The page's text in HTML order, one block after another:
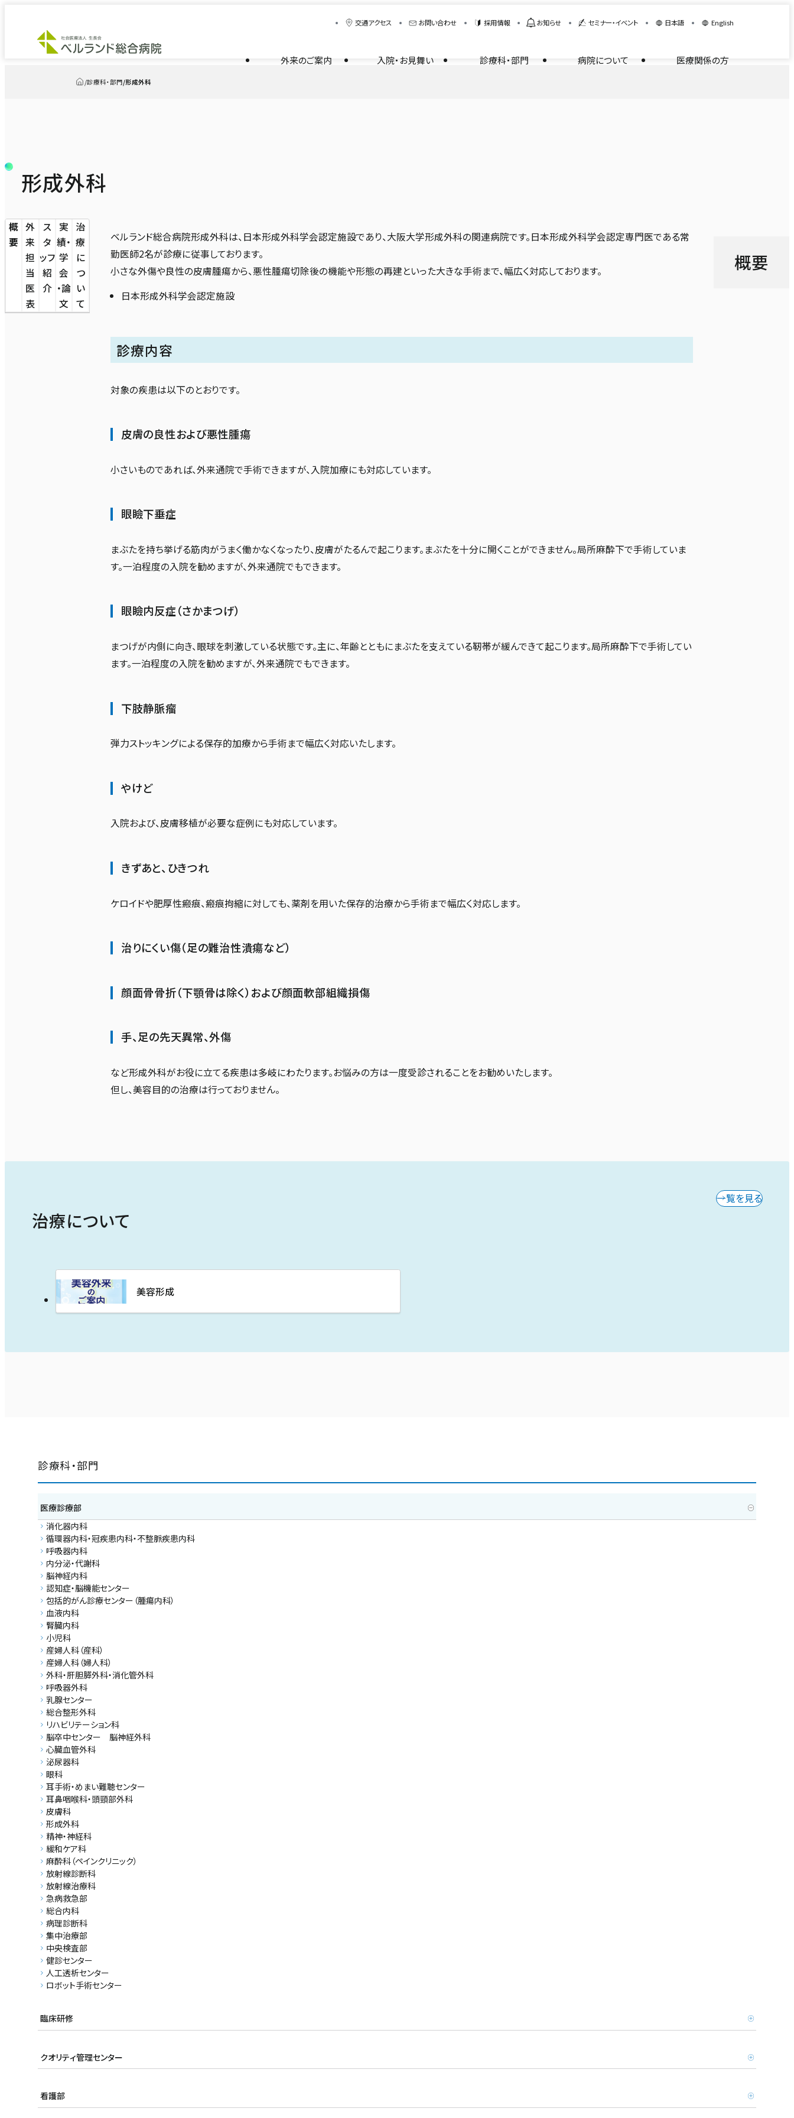
外来のご案内 入院・お見舞い 診療科・部門 病院について 医療関係の方
交通アクセス お問い合わせ 採用情報 お知らせ セミナー・イベント 日本語 English
トップ
診療科・部門 形成外科
形成外科
概
要
外
来
担
当
医
表
ス
タ
ッフ
紹
介
実
績・
学
会
・論
文
治
療
に
つ
い
て
概要
ベルランド総合病院形成外科は、日本形成外科学会認定施設であり、大阪大学形成外科の関連病院です。日本形成外科学会認定専門医である常
勤医師2名が診療に従事しております。
小さな外傷や良性の皮膚腫瘍から、悪性腫瘍切除後の機能や形態の再建といった大きな手術まで、幅広く対応しております。
日本形成外科学会認定施設
診療内容
対象の疾患は以下のとおりです。
皮膚の良性および悪性腫瘍
小さいものであれば、外来通院で手術できますが、入院加療にも対応しています。
眼瞼下垂症
まぶたを持ち挙げる筋肉がうまく働かなくなったり、皮膚がたるんで起こります。まぶたを十分に開くことができません。局所麻酔下で手術していま
す。一泊程度の入院を勧めますが、外来通院でもできます。
眼瞼内反症（さかまつげ）
まつげが内側に向き、眼球を刺激している状態です。主に、年齢とともにまぶたを支えている靭帯が緩んできて起こります。局所麻酔下で手術してい
ます。一泊程度の入院を勧めますが、外来通院でもできます。
下肢静脈瘤
弾力ストッキングによる保存的加療から手術まで幅広く対応いたします。
やけど
入院および、皮膚移植が必要な症例にも対応しています。
きずあと、ひきつれ
ケロイドや肥厚性瘢痕、瘢痕拘縮に対しても、薬剤を用いた保存的治療から手術まで幅広く対応します。
治りにくい傷（足の難治性潰瘍など）
顔面骨骨折（下顎骨は除く）および顔面軟部組織損傷
手、足の先天異常、外傷
など形成外科がお役に立てる疾患は多岐にわたります。お悩みの方は一度受診されることをお勧めいたします。
但し、美容目的の治療は行っておりません。
治療について
一覧を見る
美容形成
診療科・部門
医療診療部
消化器内科
循環器内科・冠疾患内科・不整脈疾患内科
呼吸器内科
内分泌・代謝科
脳神経内科
認知症・脳機能センター
包括的がん診療センター（腫瘍内科）
血液内科
腎臓内科
小児科
産婦人科（産科）
産婦人科（婦人科）
外科・肝胆膵外科・消化管外科
呼吸器外科
乳腺センター
総合整形外科
リハビリテーション科
脳卒中センター 脳神経外科
心臓血管外科
泌尿器科
眼科
耳手術・めまい難聴センター
耳鼻咽喉科・頭頸部外科
皮膚科
形成外科
精神・神経科
緩和ケア科
麻酔科（ペインクリニック）
放射線診断科
放射線治療科
急病救急部
総合内科
病理診断科
集中治療部
中央検査部
健診センター
人工透析センター
ロボット手術センター
臨床研修
クオリティ管理センター
看護部